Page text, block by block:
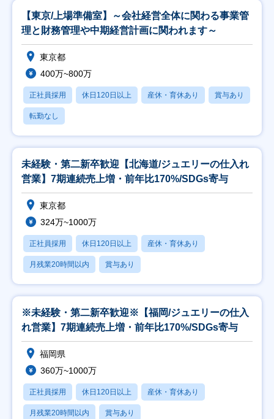
【東京/上場準備室】～会社経営全体に関わる事業管
理と財務管理や中期経営計画に関われます～
東京都
400万~800万
正社員採用 休日120日以上 産休・育休あり 賞与あり
転勤なし
未経験・第二新卒歓迎【北海道/ジュエリーの仕入れ
営業】7期連続売上増・前年比170%/SDGs寄与
東京都
324万~1000万
正社員採用 休日120日以上 産休・育休あり
月残業20時間以内 賞与あり
※未経験・第二新卒歓迎※【福岡/ジュエリーの仕入
れ営業】7期連続売上増・前年比170%/SDGs寄与
福岡県
360万~1000万
正社員採用 休日120日以上 産休・育休あり
月残業20時間以内 賞与あり